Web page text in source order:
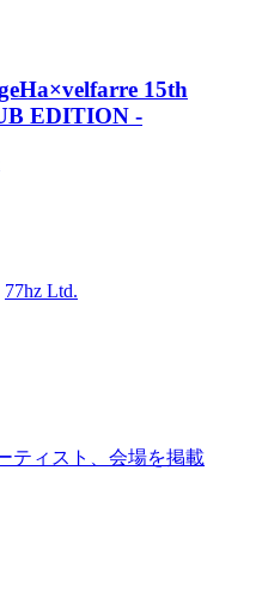
15th
EDITION -
77hz Ltd.
ティスト、会場を掲載